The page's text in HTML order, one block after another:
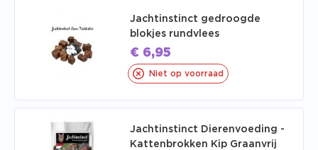
Jachtinstinct gedroogde
blokjes rundvlees
€ 6,95
Niet op voorraad
Jachtinstinct Dierenvoeding -
Kattenbrokken Kip Graanvrij